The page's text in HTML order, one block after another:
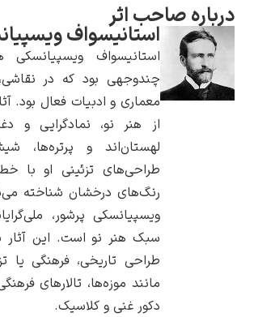
پل سزان
اثر
استانیسواف ویسپیانسکی
استانیسواف ویسپیانسکی هنرمند لهستانی
چندوجهی بود که در نقاشی، طراحی صحنه،
معماری و ادبیات فعال بود. آثار نقاشی او متأثر
از هنر نو، نمادگرایی و دغدغه‌های فرهنگی
لهستان‌اند و پرتره‌ها، شیشه‌های رنگی و
طراحی‌های تزئینی او با خط‌هایی پرقدرت و
رنگ‌های درخشان شناخته می‌شوند. فضای آثار
ویسپیانسکی پرشور، ملی‌گرایانه و آمیخته به
سبک هنر نو است. این آثار برای فضاهایی با
طراحی تاریخی، فرهنگی یا تزئینی مناسب‌اند؛
مانند موزه‌ها، تالارهای فرهنگی یا خانه‌هایی با
دکور غنی و کلاسیک.